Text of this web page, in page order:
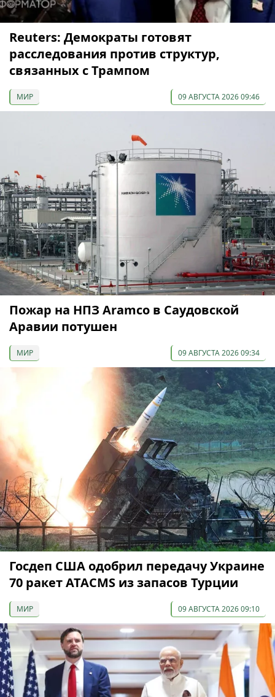
Reuters: Демократы готовят
расследования против структур,
связанных с Трампом
МИР 09 АВГУСТА 2026 09:46
Пожар на НПЗ Aramco в Саудовской
Аравии потушен
МИР 09 АВГУСТА 2026 09:34
Госдеп США одобрил передачу Украине
70 ракет ATACMS из запасов Турции
МИР 09 АВГУСТА 2026 09:10